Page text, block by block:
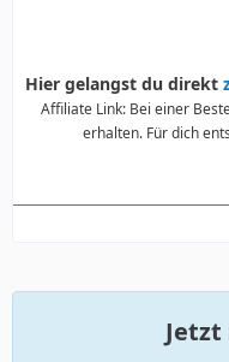
Hier gelangst du direkt
Affiliate Link: Bei einer
erhalten. Für dich